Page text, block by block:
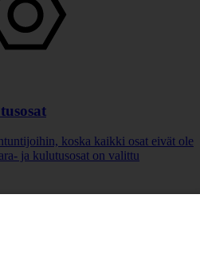
koska kaikki osat eivät ole
ja kulutusosat on valittu